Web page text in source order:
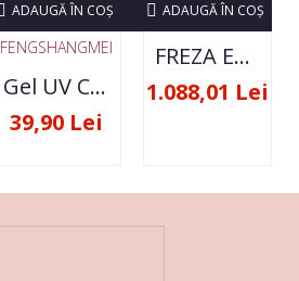
FENGSHANGMEI
Gel UV Constructie FSM 50ML - 07
39,90 Lei
ADAUGĂ ÎN COŞ
FREZA ELECTRICA STRONG 210 35000 RPM- ORIGINALA
1.088,01 Lei
ADAUGĂ ÎN COŞ